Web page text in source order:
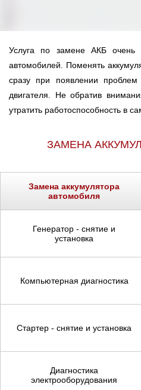
Петрозаводск
Ростов-на-
Санкт-
Сочи
Сургут
Тольятти
Ульяновск
Услуга по замене АКБ очень
автомобилей. Поменять
сразу при появлении проблем
двигателя. Не обратив
утратить работоспособность в
ЗАМЕНА
Замена аккумулятора
автомобиля
Генератор - снятие и
установка
Компьютерная диагностика
Стартер - снятие и установка
Диагностика
электрооборудования